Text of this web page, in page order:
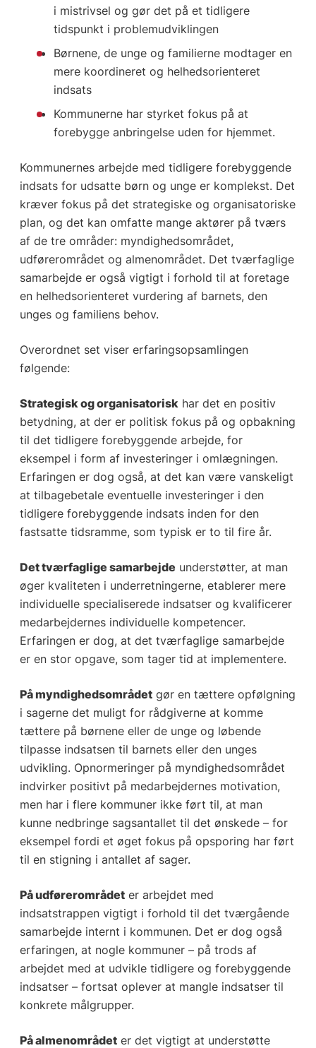
i mistrivsel og gør det på et tidligere
tidspunkt i problemudviklingen
Børnene, de unge og familierne modtager en
mere koordineret og helhedsorienteret
indsats
Kommunerne har styrket fokus på at
forebygge anbringelse uden for hjemmet.
Kommunernes arbejde med tidligere forebyggende
indsats for udsatte børn og unge er komplekst. Det
kræver fokus på det strategiske og organisatoriske
plan, og det kan omfatte mange aktører på tværs
af de tre områder: myndighedsområdet,
udførerområdet og almenområdet. Det tværfaglige
samarbejde er også vigtigt i forhold til at foretage
en helhedsorienteret vurdering af barnets, den
unges og familiens behov.
Overordnet set viser erfaringsopsamlingen
følgende:
Strategisk og organisatorisk har det en positiv
betydning, at der er politisk fokus på og opbakning
til det tidligere forebyggende arbejde, for
eksempel i form af investeringer i omlægningen.
Erfaringen er dog også, at det kan være vanskeligt
at tilbagebetale eventuelle investeringer i den
tidligere forebyggende indsats inden for den
fastsatte tidsramme, som typisk er to til fire år.
Det tværfaglige samarbejde understøtter, at man
øger kvaliteten i underretningerne, etablerer mere
individuelle specialiserede indsatser og kvalificerer
medarbejdernes individuelle kompetencer.
Erfaringen er dog, at det tværfaglige samarbejde
er en stor opgave, som tager tid at implementere.
På myndighedsområdetgør en tættere opfølgning
i sagerne det muligt for rådgiverne at komme
tættere på børnene eller de unge og løbende
tilpasse indsatsen til barnets eller den unges
udvikling. Opnormeringer på myndighedsområdet
indvirker positivt på medarbejdernes motivation,
men har i flere kommuner ikke ført til, at man
kunne nedbringe sagsantallet til det ønskede – for
eksempel fordi et øget fokus på opsporing har ført
til en stigning i antallet af sager.
På udførerområdeter arbejdet med
indsatstrappen vigtigt i forhold til det tværgående
samarbejde internt i kommunen. Det er dog også
erfaringen, at nogle kommuner – på trods af
arbejdet med at udvikle tidligere og forebyggende
indsatser – fortsat oplever at mangle indsatser til
konkrete målgrupper.
På almenområdeter det vigtigt at understøtte